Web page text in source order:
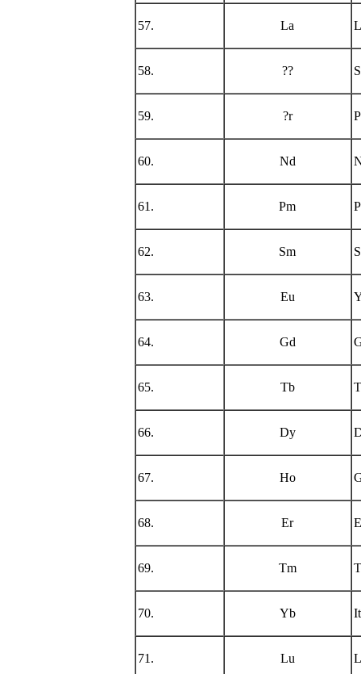
57. La
58. ??
59. ?r
60. Nd
61. Pm
62. Sm
63. Eu
64. Gd
65. Tb
66. Dy
67. Ho
68. Er
69. Tm
70. Yb
71. Lu